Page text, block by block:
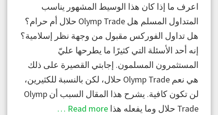
اعرف ما إذا كان هذا الوسيط المشهور يناسب
المتداول المسلم هل Olymp Trade حلال أم حرام؟
هل تداول الفوركس مقبول من وجهة نظر إسلامية؟
إنه أحد الأسئلة التي كثيرًا ما يطرحها عليّ
المستثمرون المسلمون. إجابتي القصيرة على ذلك
هي نعم Olymp Trade حلال، لكن بالنسبة للكثيرين،
لن تكون كافية. يشرح هذا المقال السبب أن Olymp
Trade حلال وما يفعله هذا
Read more …